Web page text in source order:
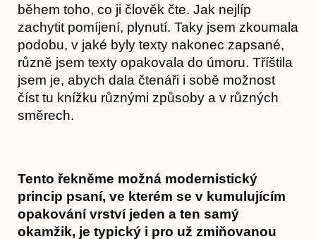
během toho, co ji člověk čte. Jak nejlíp
zachytit pomíjení, plynutí. Taky jsem zkoumala
podobu, v jaké byly texty nakonec zapsané,
různě jsem texty opakovala do úmoru. Tříštila
jsem je, abych dala čtenáři i sobě možnost
číst tu knížku různými způsoby a v různých
směrech.
Tento řekněme možná modernistický
princip psaní, ve kterém se v kumulujícím
opakování vrství jeden a ten samý
okamžik, je typický i pro už zmiňovanou